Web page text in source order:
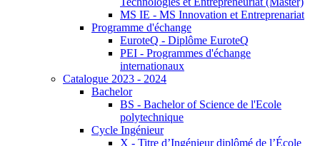
MS IE - MS Innovation et Entreprenariat
Programme d'échange
EuroteQ - Diplôme EuroteQ
PEI - Programmes d'échange
internationaux
Catalogue 2023 - 2024
Bachelor
BS - Bachelor of Science de l'Ecole
polytechnique
Cycle Ingénieur
X - Titre d’Ingénieur diplômé de l’École